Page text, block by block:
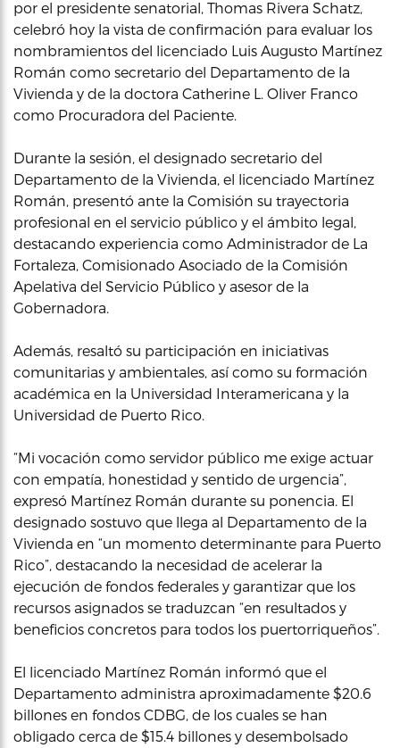
por el presidente senatorial, Thomas Rivera Schatz,
celebró hoy la vista de confirmación para evaluar los
nombramientos del licenciado Luis Augusto Martínez
Román como secretario del Departamento de la
Vivienda y de la doctora Catherine L. Oliver Franco
como Procuradora del Paciente.
Durante la sesión, el designado secretario del
Departamento de la Vivienda, el licenciado Martínez
Román, presentó ante la Comisión su trayectoria
profesional en el servicio público y el ámbito legal,
destacando experiencia como Administrador de La
Fortaleza, Comisionado Asociado de la Comisión
Apelativa del Servicio Público y asesor de la
Gobernadora.
Además, resaltó su participación en iniciativas
comunitarias y ambientales, así como su formación
académica en la Universidad Interamericana y la
Universidad de Puerto Rico.
“Mi vocación como servidor público me exige actuar
con empatía, honestidad y sentido de urgencia”,
expresó Martínez Román durante su ponencia. El
designado sostuvo que llega al Departamento de la
Vivienda en “un momento determinante para Puerto
Rico”, destacando la necesidad de acelerar la
ejecución de fondos federales y garantizar que los
recursos asignados se traduzcan “en resultados y
beneficios concretos para todos los puertorriqueños”.
El licenciado Martínez Román informó que el
Departamento administra aproximadamente $20.6
billones en fondos CDBG, de los cuales se han
obligado cerca de $15.4 billones y desembolsado